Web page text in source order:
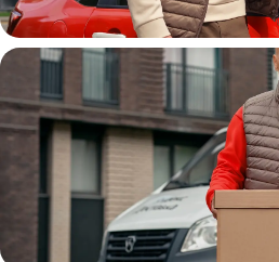
Автокурьер